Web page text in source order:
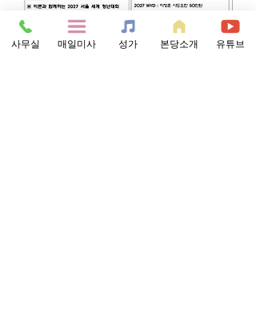
사무실 매일미사 성가 본당소개 유튜브